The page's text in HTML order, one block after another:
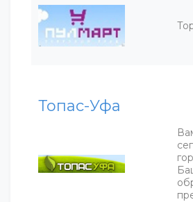
Топас-Уфа